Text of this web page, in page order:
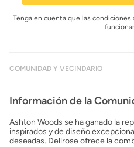
Tenga en cuenta que las
COMUNIDAD Y VECINDARIO
Información de la
Ashton Woods se ha ganado la
inspirados y de diseño
deseadas. Dellrose ofrece la